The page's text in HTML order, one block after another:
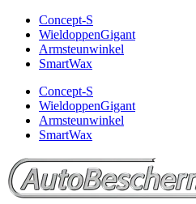
Concept-S
WieldoppenGigant
Armsteunwinkel
SmartWax
Concept-S
WieldoppenGigant
Armsteunwinkel
SmartWax